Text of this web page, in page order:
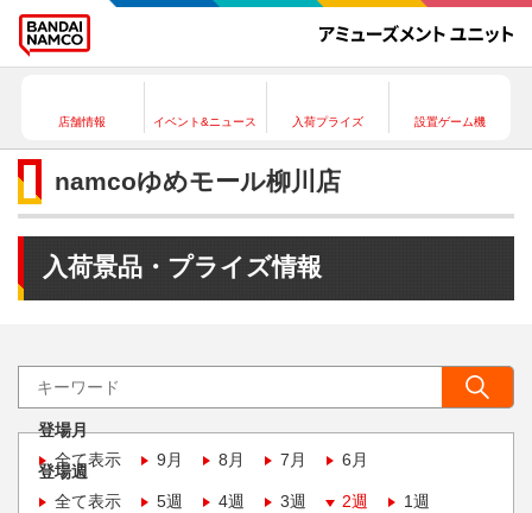
店舗情報 イベント&ニュース 入荷プライズ 設置ゲーム機
namcoゆめモール柳川店
入荷景品・プライズ情報
登場月
全て表示
9月 8月 7月 6月
登場週
全て表示
5週 4週 3週 2週 1週